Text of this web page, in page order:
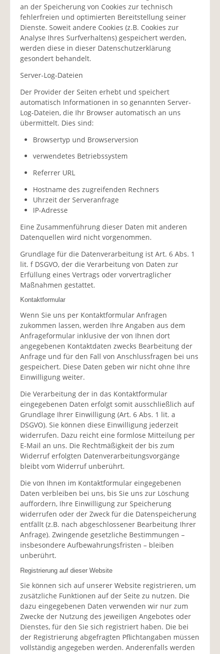
an der Speicherung von Cookies zur technisch
fehlerfreien und optimierten Bereitstellung seiner
Dienste. Soweit andere Cookies (z.B. Cookies zur
Analyse Ihres Surfverhaltens) gespeichert werden,
werden diese in dieser Datenschutzerklärung
gesondert behandelt.
Server-Log-Dateien
Der Provider der Seiten erhebt und speichert
automatisch Informationen in so genannten Server-
Log-Dateien, die Ihr Browser automatisch an uns
übermittelt. Dies sind:
Browsertyp und Browserversion
verwendetes Betriebssystem
Referrer URL
Hostname des zugreifenden Rechners
Uhrzeit der Serveranfrage
IP-Adresse
Eine Zusammenführung dieser Daten mit anderen
Datenquellen wird nicht vorgenommen.
Grundlage für die Datenverarbeitung ist Art. 6 Abs. 1
lit. f DSGVO, der die Verarbeitung von Daten zur
Erfüllung eines Vertrags oder vorvertraglicher
Maßnahmen gestattet.
Kontaktformular
Wenn Sie uns per Kontaktformular Anfragen
zukommen lassen, werden Ihre Angaben aus dem
Anfrageformular inklusive der von Ihnen dort
angegebenen Kontaktdaten zwecks Bearbeitung der
Anfrage und für den Fall von Anschlussfragen bei uns
gespeichert. Diese Daten geben wir nicht ohne Ihre
Einwilligung weiter.
Die Verarbeitung der in das Kontaktformular
eingegebenen Daten erfolgt somit ausschließlich auf
Grundlage Ihrer Einwilligung (Art. 6 Abs. 1 lit. a
DSGVO). Sie können diese Einwilligung jederzeit
widerrufen. Dazu reicht eine formlose Mitteilung per
E-Mail an uns. Die Rechtmäßigkeit der bis zum
Widerruf erfolgten Datenverarbeitungsvorgänge
bleibt vom Widerruf unberührt.
Die von Ihnen im Kontaktformular eingegebenen
Daten verbleiben bei uns, bis Sie uns zur Löschung
auffordern, Ihre Einwilligung zur Speicherung
widerrufen oder der Zweck für die Datenspeicherung
entfällt (z.B. nach abgeschlossener Bearbeitung Ihrer
Anfrage). Zwingende gesetzliche Bestimmungen –
insbesondere Aufbewahrungsfristen – bleiben
unberührt.
Registrierung auf dieser Website
Sie können sich auf unserer Website registrieren, um
zusätzliche Funktionen auf der Seite zu nutzen. Die
dazu eingegebenen Daten verwenden wir nur zum
Zwecke der Nutzung des jeweiligen Angebotes oder
Dienstes, für den Sie sich registriert haben. Die bei
der Registrierung abgefragten Pflichtangaben müssen
vollständig angegeben werden. Anderenfalls werden